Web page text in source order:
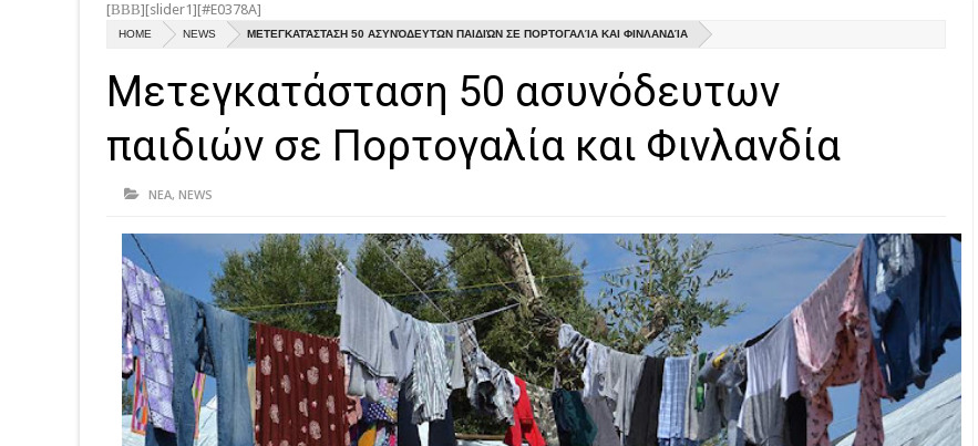
[ΒΒΒ][slider1][#E0378A]
HOME NEWS ΜΕΤΕΓΚΑΤΆΣΤΑΣΗ 50 ΑΣΥΝΌΔΕΥΤΩΝ ΠΑΙΔΙΏΝ ΣΕ ΠΟΡΤΟΓΑΛΊΑ ΚΑΙ ΦΙΝΛΑΝΔΊΑ
Μετεγκατάσταση 50 ασυνόδευτων
παιδιών σε Πορτογαλία και Φινλανδία
ΝΕΑ, NEWS